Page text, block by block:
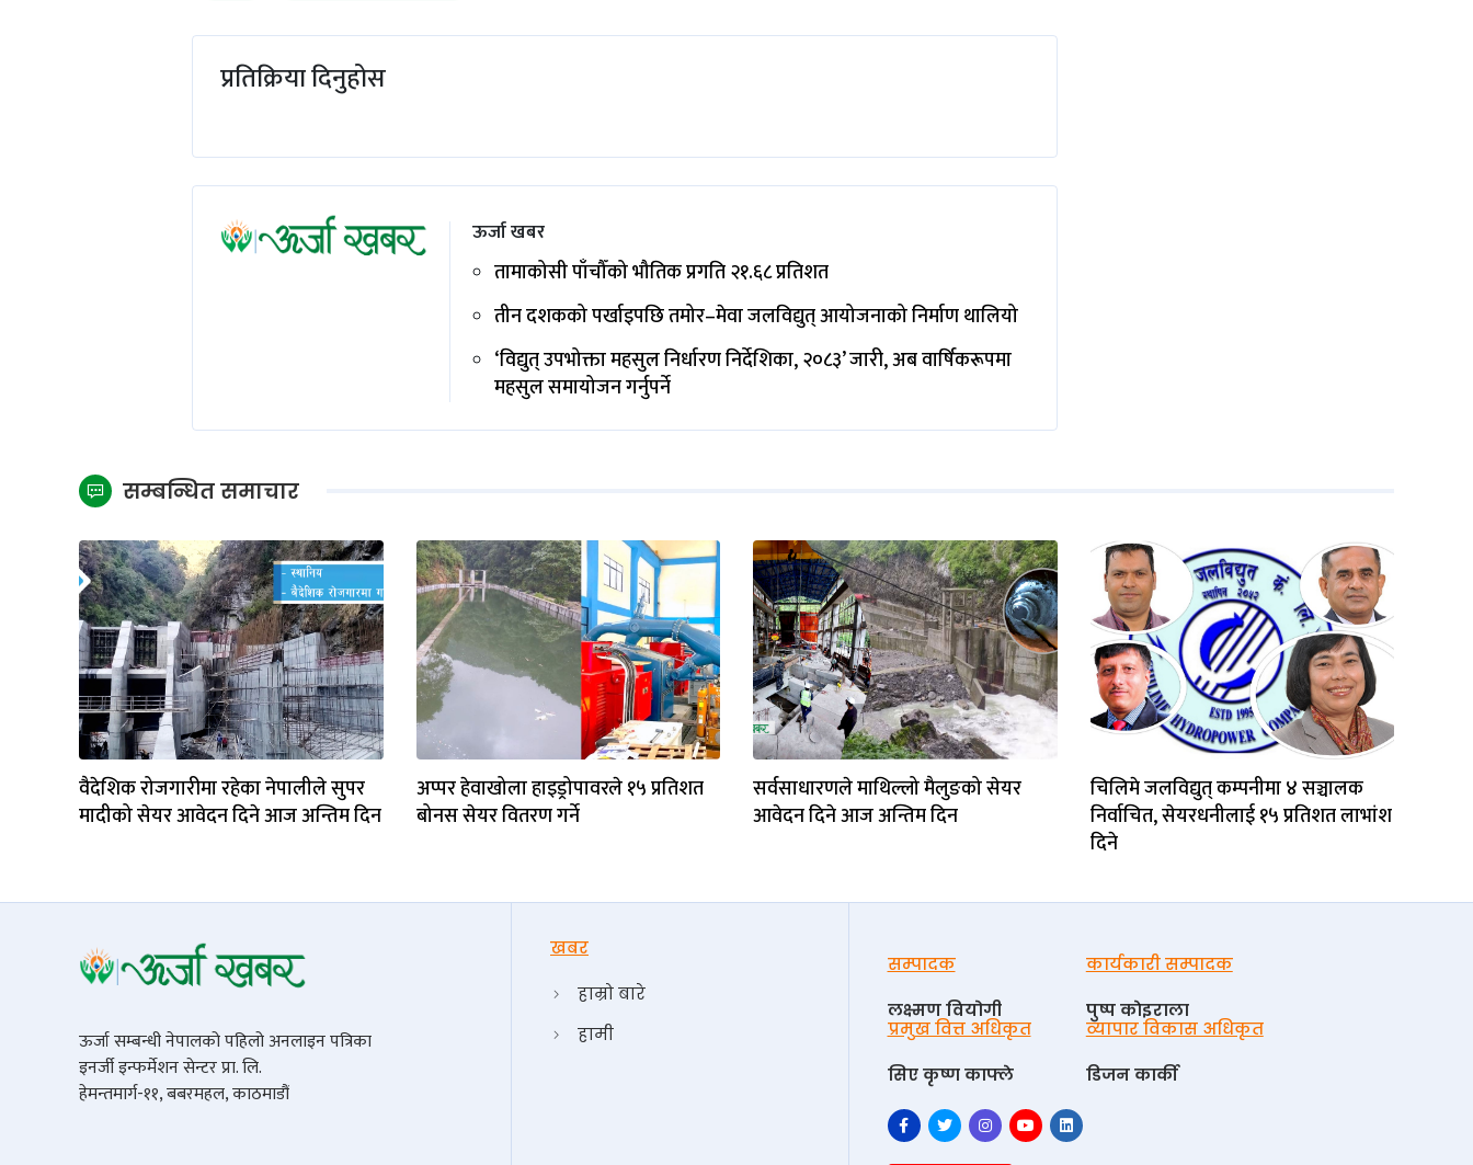
प्रतिक्रिया दिनुहोस
ऊर्जा खबर
तामाकोसी पाँचौँको भौतिक प्रगति २१.६८ प्रतिशत
तीन दशकको पर्खाइपछि तमोर–मेवा जलविद्युत् आयोजनाको निर्माण थालियो
‘विद्युत् उपभोक्ता महसुल निर्धारण निर्देशिका, २०८३’ जारी, अब वार्षिकरूपमा
महसुल समायोजन गर्नुपर्ने
सम्बन्धित समाचार
वैदेशिक रोजगारीमा रहेका नेपालीले सुपर
मादीको सेयर आवेदन दिने आज अन्तिम दिन
अप्पर हेवाखोला हाइड्रोपावरले १५ प्रतिशत
बोनस सेयर वितरण गर्ने
सर्वसाधारणले माथिल्लो मैलुङको सेयर
आवेदन दिने आज अन्तिम दिन
चिलिमे जलविद्युत् कम्पनीमा ४ सञ्चालक
निर्वाचित, सेयरधनीलाई १५ प्रतिशत लाभांश
दिने
ऊर्जा सम्बन्धी नेपालको पहिलो अनलाइन पत्रिका
इनर्जी इन्फर्मेशन सेन्टर प्रा. लि.
हेमन्तमार्ग-११, बबरमहल, काठमाडौं
खबर
हाम्रो बारे
हामी
सम्पादक
लक्ष्मण वियोगी
कार्यकारी सम्पादक
पुष्प काेइराला
प्रमुख वित्त अधिकृत
सिए कृष्ण काफ्ले
व्यापार विकास अधिकृत
डिजन कार्की